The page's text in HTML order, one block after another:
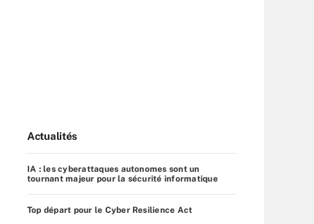
Actualités
IA : les cyberattaques autonomes sont un
tournant majeur pour la sécurité informatique
Top départ pour le Cyber Resilience Act